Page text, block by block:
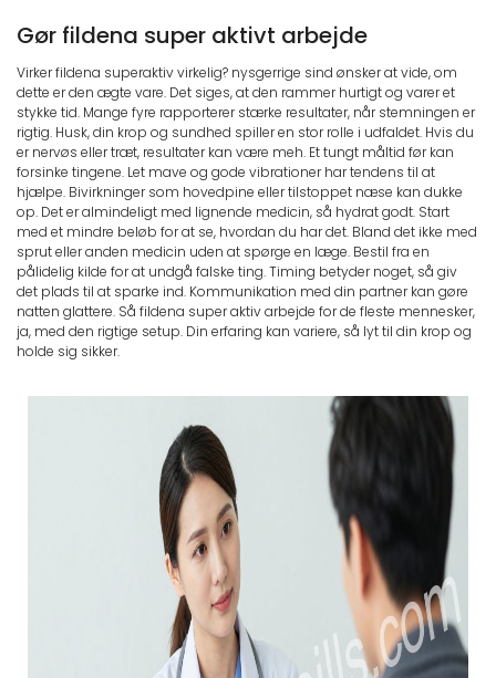
Gør fildena super aktivt arbejde
Virker fildena superaktiv virkelig? nysgerrige sind ønsker at vide, om
dette er den ægte vare. Det siges, at den rammer hurtigt og varer et
stykke tid. Mange fyre rapporterer stærke resultater, når stemningen er
rigtig. Husk, din krop og sundhed spiller en stor rolle i udfaldet. Hvis du
er nervøs eller træt, resultater kan være meh. Et tungt måltid før kan
forsinke tingene. Let mave og gode vibrationer har tendens til at
hjælpe. Bivirkninger som hovedpine eller tilstoppet næse kan dukke
op. Det er almindeligt med lignende medicin, så hydrat godt. Start
med et mindre beløb for at se, hvordan du har det. Bland det ikke med
sprut eller anden medicin uden at spørge en læge. Bestil fra en
pålidelig kilde for at undgå falske ting. Timing betyder noget, så giv
det plads til at sparke ind. Kommunikation med din partner kan gøre
natten glattere. Så fildena super aktiv arbejde for de fleste mennesker,
ja, med den rigtige setup. Din erfaring kan variere, så lyt til din krop og
holde sig sikker.